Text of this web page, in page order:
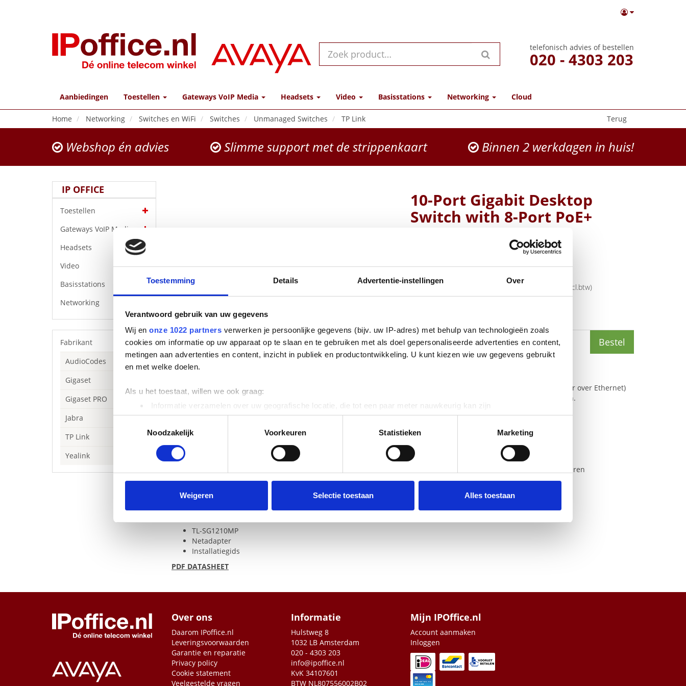
Toestemming Details Advertentie-instellingen Over
Verantwoord gebruik van uw gegevens
Wij en onze 1022 partners verwerken je persoonlijke gegevens (bijv. uw IP-adres) met behulp van technologieën zoals
cookies om informatie op uw apparaat op te slaan en te gebruiken met als doel gepersonaliseerde advertenties en content,
metingen aan advertenties en content, inzicht in publiek en productontwikkeling. U kunt kiezen wie uw gegevens gebruikt
en met welke doelen.
Als u het toestaat, willen we ook graag:
Informatie verzamelen over uw geografische locatie, die tot een paar meter nauwkeurig kan zijn
Uw apparaat identificeren door het actief te scannen op specifieke eigenschappen (fingerprinting)
Lees meer over hoe uw persoonlijke gegevens worden verwerkt en stel uw voorkeuren in het
detailgedeeltein. U kunt uw
toestemming op elk moment wijzigen of intrekken in de Cookieverklaring.
websiteverkeer te analyseren. Ook delen we informatie over uw gebruik van onze site met onze partners voor social
media, adverteren en analyse. Deze partners kunnen deze gegevens combineren met andere informatie die u aan ze heeft
Noodzakelijk
Voorkeuren Statistieken Marketing
Weigeren Selectie toestaan Alles toestaan
telefonisch advies of bestellen
020 - 4303 203
Aanbiedingen Toestellen Gateways VoIP Media Headsets Video Basisstations Networking Cloud
Terug
Home Networking Switches en WiFi Switches Unmanaged Switches TP Link
Webshop én advies Slimme support met de strippenkaart Binnen 2 werkdagen in huis!
IP OFFICE
Toestellen
Gateways VoIP Media
Headsets
Video
Basisstations
Networking
Fabrikant
AudioCodes
Gigaset
Gigaset PRO
Jabra
TP Link
Yealink
10-Port Gigabit Desktop
Switch with 8-Port PoE+
TP Link
Bruto advies prijs
90,15 incl.btw)
Bestel
Beschrijving
TL-SG1210MP is een onbeheerde switch met 10 Gigabit-poorten die geen configuratie vereist en 8 PoE-poorten (Power over Ethernet)
biedt. Hij kan automatisch alle
802.3af/at compatibele Powered Devices (PD’s) detecteren en van stroom voorzien.
Specificaties
9× gigabit RJ45-poorten, en 1× gigabit combo
/RJ45-poort
8× PoE+ poorten verzenden data en stroom via een enkele kabel met een totaal stroombudget van 123 W.
802.3af/at PoE+, de switch ondersteunt PoE Power tot 30 W voor elke PoE-poort.
Tot 250 m data- en stroomoverdrachtsbereik in Extend Mode.
Priority Mode zorgt voor hoge prioriteit van poort 1-2 om de kwaliteit van de gevoelige toepassingen te garanderen
Isolatiemodus maakt scheiding van clientverkeer met één klik mogelijk voor betere beveiliging en prestaties
Plug-and-play zonder configuratie
TL-SG1210MP
Netadapter
Installatiegids
PDF DATASHEET
Over ons
Daarom IPoffice.nl
Leveringsvoorwaarden
Garantie en reparatie
Privacy policy
Cookie statement
Veelgestelde vragen
Informatie
Hulstweg 8
1032 LB Amsterdam
020 - 4303 203
info@ipoffice.nl
KvK 34107601
BTW NL807556002B02
Mijn IPOffice.nl
Account aanmaken
Inloggen